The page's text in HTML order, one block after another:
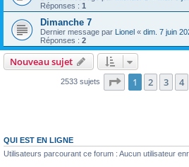
Réponses : 1
Dimanche 7
Dernier message par Lionel « dim. 7 juin
Réponses : 2
Nouveau sujet
2533 sujets Page 1sur102
1 2 3 4
QUI EST EN LIGNE
Utilisateurs parcourant ce forum : Aucun utilisateur